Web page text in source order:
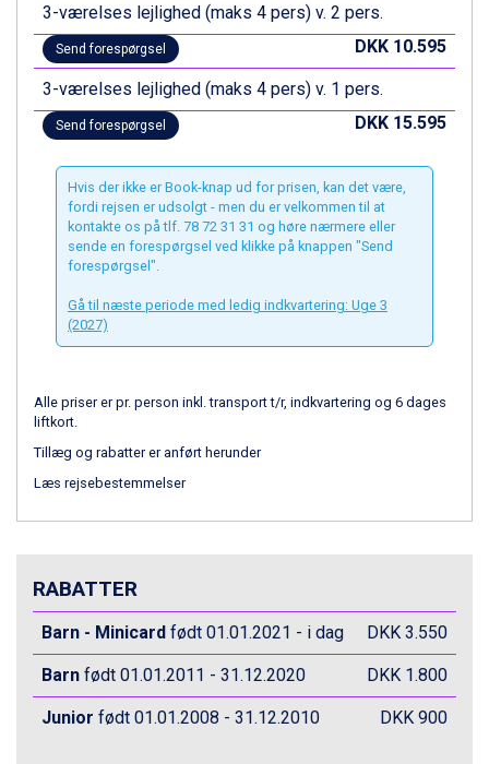
Sauze dOulx fra DKK 4.045
Arabba fra DKK 7.045
La Thuile fra DKK 4.595
Val Thorens fra DKK 5.395
Cervinia fra DKK 5.295
Bad Hofgastein fra DKK 5.495
Saalbach fra DKK 5.945
Sölden fra DKK 8.445
Champoluc fra DKK 3.795
Sestriere fra DKK 4.395
Fieberbrunn fra DKK 6.145
Wagrain fra DKK 4.645
Ischgl fra DKK 7.095
St. Anton fra DKK 7.245
Livigno fra DKK 4.145
Canazei fra DKK 4.745
Ponte di Legno fra DKK 4.745
Alleghe fra DKK 5.595
Bad Gastein fra DKK 4.195
Sauze dOulx fra DKK 4.045
Val Thorens fra DKK 5.395
Cervinia fra DKK 5.295
Bad Hofgastein fra DKK 5.495
Passo Tonale fra DKK 3.795
Saalbach fra DKK 5.945
Sölden fra DKK 8.445
Champoluc fra DKK 3.795
3-værelses lejlighed (maks 4 pers) v. 2 pers.
Send forespørgsel DKK 10.595
3-værelses lejlighed (maks 4 pers) v. 1 pers.
Send forespørgsel DKK 15.595
Hvis der ikke er Book-knap ud for prisen, kan det være,
fordi rejsen er udsolgt - men du er velkommen til at
kontakte os på tlf. 78 72 31 31 og høre nærmere eller
sende en forespørgsel ved klikke på knappen "Send
forespørgsel".
Gå til næste periode med ledig indkvartering: Uge 3
(2027)
Alle priser er pr. person inkl. transport t/r, indkvartering og 6 dages
liftkort.
Tillæg og rabatter er anført herunder
Læs rejsebestemmelser
RABATTER
Barn - Minicard født 01.01.2021 - i dag DKK 3.550
Barn født 01.01.2011 - 31.12.2020 DKK 1.800
Junior født 01.01.2008 - 31.12.2010 DKK 900